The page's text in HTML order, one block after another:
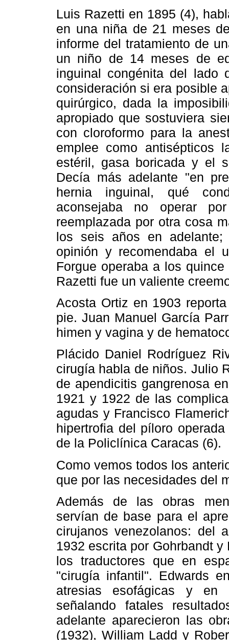
Luis Razetti en 1895 (4),
en una niña de 21 meses
informe del tratamiento de
un niño de 14 meses de
inguinal congénita del lado
consideración si era posible
quirúrgico, dada la
apropiado que sostuviera
con cloroformo para la
emplee como antisépticos
estéril, gasa boricada y el
Decía más adelante "en
hernia inguinal, qué
aconsejaba no operar
reemplazada por otra cosa
los seis años en
opinión y recomendaba el
Forgue operaba a los
Razetti fue un valiente
Acosta Ortiz en 1903
pie. Juan Manuel García
himen y vagina y de
Plácido Daniel Rodríguez
cirugía habla de niños. Julio
de apendicitis gangrenosa
1921 y 1922 de las
agudas y Francisco
hipertrofia del píloro
de la Policlínica Caracas (6).
Como vemos todos los
que por las necesidades del
Además de las obras
servían de base para el
cirujanos venezolanos: del
1932 escrita por Gohrbandt
los traductores que en
"cirugía infantil". Edwards
atresias esofágicas y en
señalando fatales
adelante aparecieron las
(1932), William Ladd y